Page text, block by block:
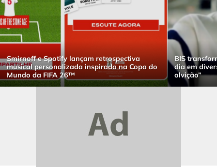
Smirnoff e Spotify lançam retrospectiva
musical personalizada inspirada na Copa do
Mundo da FIFA 26™
BIS
dia em
olvição”